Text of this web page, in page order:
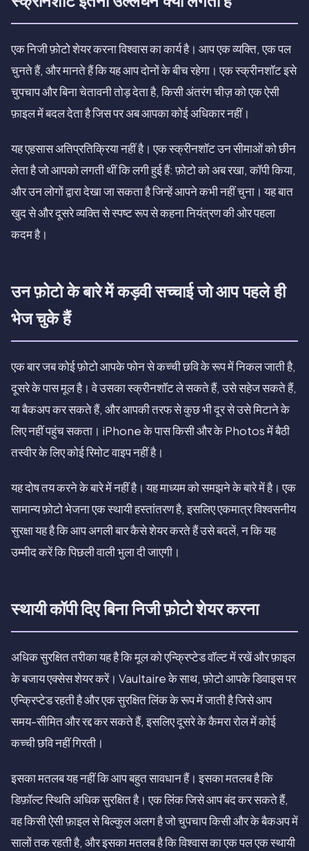
एक निजी फ़ोटो शेयर करना विश्वास का कार्य है। आप एक व्यक्ति, एक पल
चुनते हैं, और मानते हैं कि यह आप दोनों के बीच रहेगा। एक स्क्रीनशॉट इसे
चुपचाप और बिना चेतावनी तोड़ देता है, किसी अंतरंग चीज़ को एक ऐसी
फ़ाइल में बदल देता है जिस पर अब आपका कोई अधिकार नहीं।
यह एहसास अतिप्रतिक्रिया नहीं है। एक स्क्रीनशॉट उन सीमाओं को छीन
लेता है जो आपको लगती थीं कि लगी हुई हैं: फ़ोटो को अब रखा, कॉपी किया,
और उन लोगों द्वारा देखा जा सकता है जिन्हें आपने कभी नहीं चुना। यह बात
खुद से और दूसरे व्यक्ति से स्पष्ट रूप से कहना नियंत्रण की ओर पहला
कदम है।
उन फ़ोटो के बारे में कड़वी सच्चाई जो आप पहले ही
भेज चुके हैं
एक बार जब कोई फ़ोटो आपके फोन से कच्ची छवि के रूप में निकल जाती है,
दूसरे के पास मूल है। वे उसका स्क्रीनशॉट ले सकते हैं, उसे सहेज सकते हैं,
या बैकअप कर सकते हैं, और आपकी तरफ से कुछ भी दूर से उसे मिटाने के
लिए नहीं पहुंच सकता। iPhone के पास किसी और के Photos में बैठी
तस्वीर के लिए कोई रिमोट वाइप नहीं है।
यह दोष तय करने के बारे में नहीं है। यह माध्यम को समझने के बारे में है। एक
सामान्य फ़ोटो भेजना एक स्थायी हस्तांतरण है, इसलिए एकमात्र विश्वसनीय
सुरक्षा यह है कि आप अगली बार कैसे शेयर करते हैं उसे बदलें, न कि यह
उम्मीद करें कि पिछली वाली भुला दी जाएगी।
स्थायी कॉपी दिए बिना निजी फ़ोटो शेयर करना
अधिक सुरक्षित तरीका यह है कि मूल को एन्क्रिप्टेड वॉल्ट में रखें और फ़ाइल
के बजाय एक्सेस शेयर करें। Vaultaire के साथ, फ़ोटो आपके डिवाइस पर
एन्क्रिप्टेड रहती है और एक सुरक्षित लिंक के रूप में जाती है जिसे आप
समय-सीमित और रद्द कर सकते हैं, इसलिए दूसरे के कैमरा रोल में कोई
कच्ची छवि नहीं गिरती।
इसका मतलब यह नहीं कि आप बहुत सावधान हैं। इसका मतलब है कि
डिफ़ॉल्ट स्थिति अधिक सुरक्षित है। एक लिंक जिसे आप बंद कर सकते हैं,
वह किसी ऐसी फ़ाइल से बिल्कुल अलग है जो चुपचाप किसी और के बैकअप में
सालों तक रहती है, और इसका मतलब है कि विश्वास का एक पल एक स्थायी